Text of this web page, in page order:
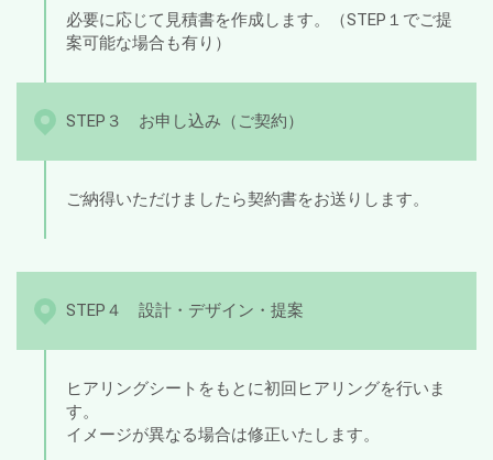
必要に応じて見積書を作成します。（STEP１でご提
案可能な場合も有り）
STEP３ お申し込み（ご契約）
ご納得いただけましたら契約書をお送りします。
STEP４ 設計・デザイン・提案
ヒアリングシートをもとに初回ヒアリングを行いま
す。
イメージが異なる場合は修正いたします。